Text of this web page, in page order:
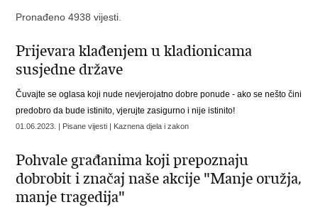
Pronađeno 4938 vijesti.
Prijevara klađenjem u kladionicama
susjedne države
Čuvajte se oglasa koji nude nevjerojatno dobre ponude - ako se nešto čini
predobro da bude istinito, vjerujte zasigurno i nije istinito!
01.06.2023. | Pisane vijesti | Kaznena djela i zakon
Pohvale građanima koji prepoznaju
dobrobit i značaj naše akcije "Manje oružja,
manje tragedija"